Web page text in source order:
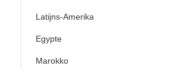
Latijns-Amerika
Egypte
Marokko